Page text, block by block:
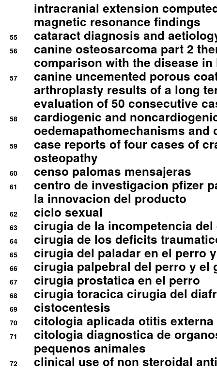
intracranial extension
magnetic resonance findings
55 cataract diagnosis and
56
canine osteosarcoma part 2
comparison with the disease in
57
canine uncemented porous
arthroplasty results of a long
evaluation of 50 consecutive
58
cardiogenic and
oedemapathomechanisms and
59
case reports of four cases of
osteopathy
60 censo palomas mensajeras
61
centro de investigacion pfizer
la innovacion del producto
62 ciclo sexual
63 cirugia de la incompetencia
64 cirugia de los deficits
65 cirugia del paladar en el perro
66 cirugia palpebral del perro y el
67 cirugia prostatica en el perro
68 cirugia toracica cirugia del
69 cistocentesis
70 citologia aplicada otitis externa
71
citologia diagnostica de
pequenos animales
72
clinical use of non steroidal